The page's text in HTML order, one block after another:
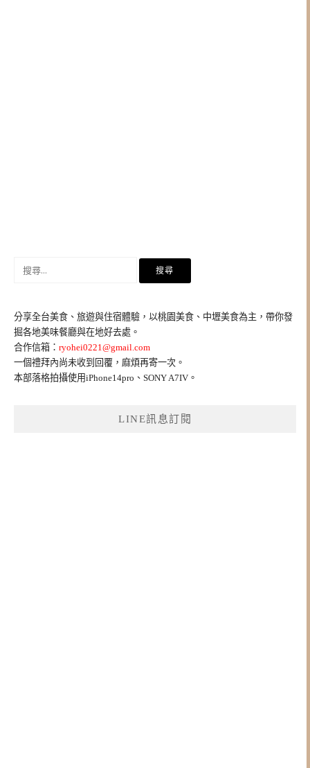
字:
分享全台美食、旅遊與住宿體驗，以桃園美食、中壢美食為主，帶你發
掘各地美味餐廳與在地好去處。
合作信箱： ryohei0221@gmail.com
一個禮拜內尚未收到回覆，麻煩再寄一次。
本部落格拍攝使用iPhone14pro、SONY A7IV。
LINE訊息訂閱